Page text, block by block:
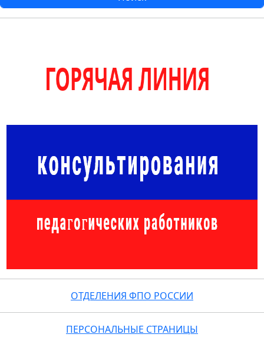
ОТДЕЛЕНИЯ ФПО РОССИИ
ПЕРСОНАЛЬНЫЕ СТРАНИЦЫ